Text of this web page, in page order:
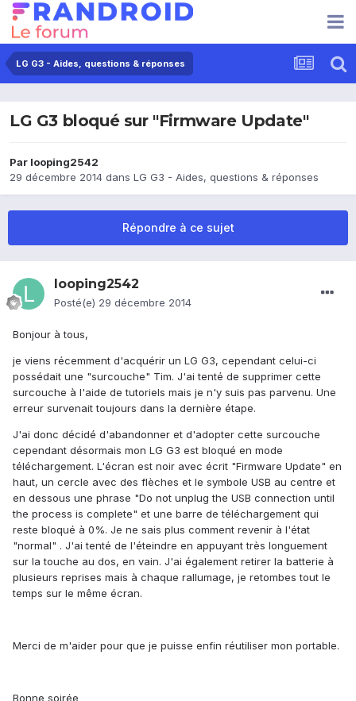
LG G3 - Aides, questions & réponses
LG G3 bloqué sur "Firmware Update"
Par looping2542
29 décembre 2014 dans LG G3 - Aides, questions & réponses
Répondre à ce sujet
looping2542
Posté(e) 29 décembre 2014
Bonjour à tous,
je viens récemment d'acquérir un LG G3, cependant celui-ci
possédait une "surcouche" Tim. J'ai tenté de supprimer cette
surcouche à l'aide de tutoriels mais je n'y suis pas parvenu. Une
erreur survenait toujours dans la dernière étape.
J'ai donc décidé d'abandonner et d'adopter cette surcouche
cependant désormais mon LG G3 est bloqué en mode
téléchargement. L'écran est noir avec écrit "Firmware Update" en
haut, un cercle avec des flèches et le symbole USB au centre et
en dessous une phrase "Do not unplug the USB connection until
the process is complete" et une barre de téléchargement qui
reste bloqué à 0%. Je ne sais plus comment revenir à l'état
"normal" . J'ai tenté de l'éteindre en appuyant très longuement
sur la touche au dos, en vain. J'ai également retirer la batterie à
plusieurs reprises mais à chaque rallumage, je retombes tout le
temps sur le même écran.
Merci de m'aider pour que je puisse enfin réutiliser mon portable.
Bonne soirée